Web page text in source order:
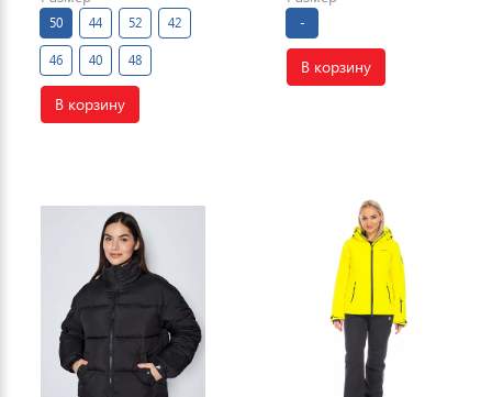
50 44 52 42
46 40 48
В корзину
-
В корзину